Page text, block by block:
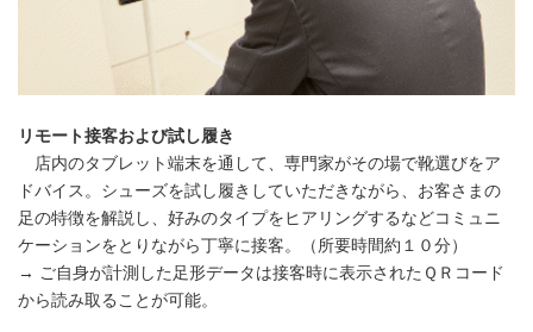
リモート接客および試し履き
店内のタブレット端末を通して、専門家がその場で靴選びをア
ドバイス。シューズを試し履きしていただきながら、お客さまの
足の特徴を解説し、好みのタイプをヒアリングするなどコミュニ
ケーションをとりながら丁寧に接客。（所要時間約１０分）
→ ご自身が計測した足形データは接客時に表示されたＱＲコード
から読み取ることが可能。